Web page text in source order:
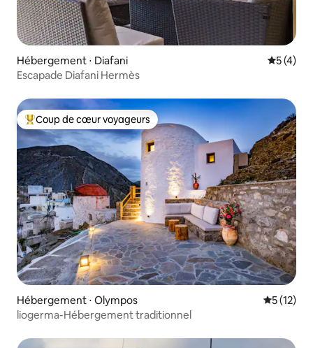
Hébergement ⋅ Diafani
5 (4)
Escapade Diafani Hermès
Coups de cœur voyageurs les plus appréciés
Coup de cœur voyageurs
Hébergement ⋅ Olympos
5 (12)
liogerma-Hébergement traditionnel